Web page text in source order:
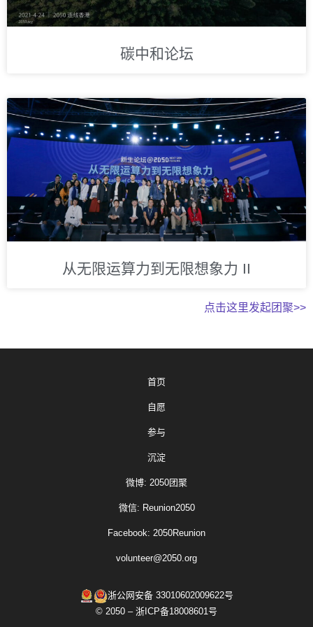
碳中和论坛
从无限运算力到无限想象力 II
点击这里发起团聚>>
首页
自愿
参与
沉淀
微博: 2050团聚
微信: Reunion2050
Facebook: 2050Reunion
volunteer@2050.org
浙公网安备 33010602009622号
© 2050 – 浙ICP备18008601号